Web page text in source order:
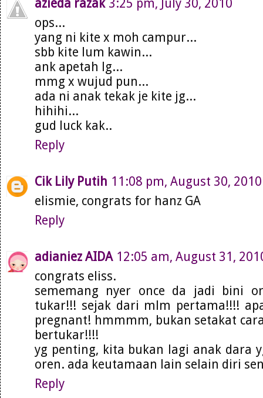
azieda razak 3:25 pm, July 30, 2010
ops...
yang ni kite x moh campur...
sbb kite lum kawin...
ank apetah lg...
mmg x wujud pun...
ada ni anak tekak je kite jg...
hihihi...
gud luck kak..
Reply
Cik Lily Putih 11:08 pm, August 30, 2010
elismie, congrats for hanz GA
Reply
adianiez AIDA 12:05 am, August 31,
congrats eliss.
sememang nyer once da jadi bini
tukar!!! sejak dari mlm pertama!!!!
pregnant! hmmmm, bukan setakat
bertukar!!!!
yg penting, kita bukan lagi anak dara
oren. ada keutamaan lain selain diri
Reply